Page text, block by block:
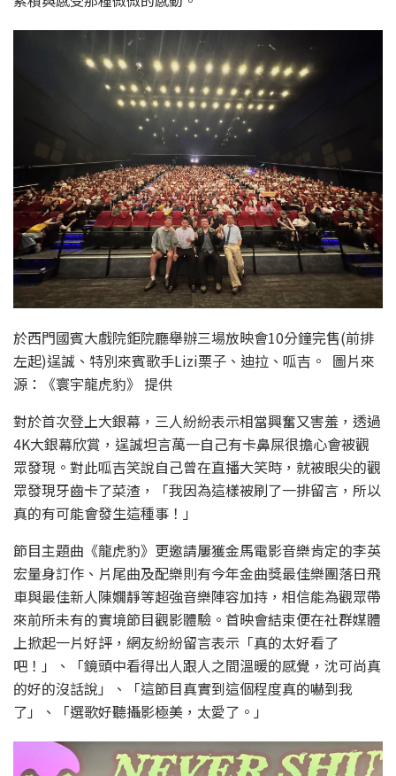
於西門國賓大戲院鉅院廳舉辦三場放映會10分鐘完售(前排
左起)逞誠、特別來賓歌手Lizi栗子、迪拉、呱吉。 圖片來
源：《寰宇龍虎豹》 提供
對於首次登上大銀幕，三人紛紛表示相當興奮又害羞，透過
4K大銀幕欣賞，逞誠坦言萬一自己有卡鼻屎很擔心會被觀
眾發現。對此呱吉笑說自己曾在直播大笑時，就被眼尖的觀
眾發現牙齒卡了菜渣，「我因為這樣被刷了一排留言，所以
真的有可能會發生這種事！」
節目主題曲《龍虎豹》更邀請屢獲金馬電影音樂肯定的李英
宏量身訂作、片尾曲及配樂則有今年金曲獎最佳樂團落日飛
車與最佳新人陳嫺靜等超強音樂陣容加持，相信能為觀眾帶
來前所未有的實境節目觀影體驗。首映會結束便在社群媒體
上掀起一片好評，網友紛紛留言表示「真的太好看了
吧！」、「鏡頭中看得出人跟人之間溫暖的感覺，沈可尚真
的好的沒話說」、「這節目真實到這個程度真的嚇到我
了」、「選歌好聽攝影極美，太愛了。」